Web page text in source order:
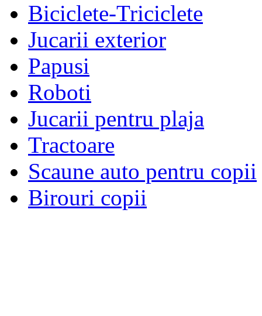
Biciclete-Triciclete
Jucarii exterior
Papusi
Roboti
Jucarii pentru plaja
Tractoare
Scaune auto pentru copii
Birouri copii